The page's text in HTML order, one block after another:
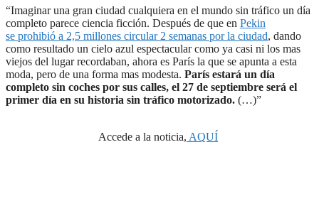
“Imaginar una gran ciudad cualquiera en el mundo sin tráfico un día
completo parece ciencia ficción. Después de que en Pekin
se prohibió a 2,5 millones circular 2 semanas por la ciudad, dando
como resultado un cielo azul espectacular como ya casi ni los mas
viejos del lugar recordaban, ahora es París la que se apunta a esta
moda, pero de una forma mas modesta. París estará un día
completo sin coches por sus calles, el 27 de septiembre será el
primer día en su historia sin tráfico motorizado. (…)”
Accede a la noticia, AQUÍ